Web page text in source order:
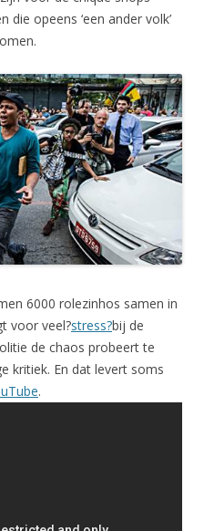
opeens ‘een ander volk’
6000 rolezinhos samen in
voor veel?stress?bij de
de chaos probeert te
kritiek. En dat levert soms
.